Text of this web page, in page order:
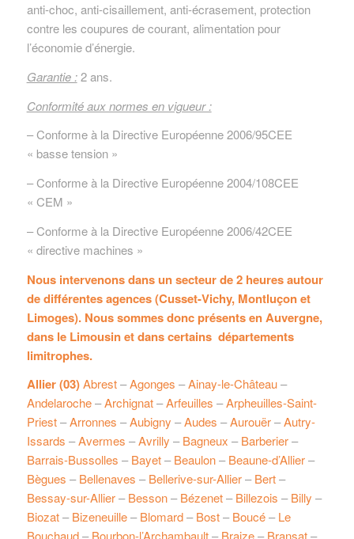
anti-choc, anti-cisaillement, anti-écrasement, protection
contre les coupures de courant, alimentation pour
l’économie d’énergie.
Garantie :2 ans.
Conformité aux normes en vigueur :
– Conforme à la Directive Européenne 2006/95CEE
« basse tension »
– Conforme à la Directive Européenne 2004/108CEE
« CEM »
– Conforme à la Directive Européenne 2006/42CEE
« directive machines »
Nous intervenons dans un secteur de 2 heures autour
de différentes agences (Cusset-Vichy, Montluçon et
Limoges). Nous sommes donc présents en Auvergne,
dans le Limousin et dans certains départements
limitrophes.
Allier (03) Abrest–Agonges –Ainay-le-Château–
Andelaroche–Archignat–Arfeuilles –Arpheuilles-Saint-
Priest–Arronnes –Aubigny –Audes –Aurouër–Autry-
Issards –Avermes –Avrilly –Bagneux –Barberier–
Barrais-Bussolles –Bayet–Beaulon–Beaune-d’Allier–
Bègues –Bellenaves –Bellerive-sur-Allier–Bert–
Bessay-sur-Allier–Besson–Bézenet–Billezois –Billy –
Biozat–Bizeneuille–Blomard–Bost–Boucé–Le